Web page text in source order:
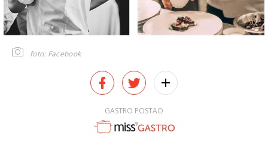
foto: Facebook
GASTRO POSTAO